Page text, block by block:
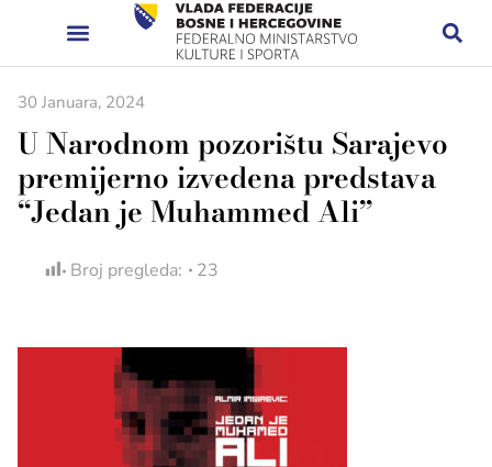
30 Januara, 2024
U Narodnom pozorištu Sarajevo
premijerno izvedena predstava
“Jedan je Muhammed Ali”
Broj pregleda: 23